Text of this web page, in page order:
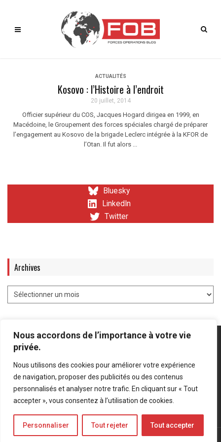
Nous accordons de l’importance à votre vie
privée.
Nous utilisons des cookies pour améliorer votre expérience
de navigation, proposer des publicités ou des contenus
personnalisés et analyser notre trafic. En cliquant sur « Tout
accepter », vous consentez à l’utilisation de cookies.
Personnaliser Tout rejeter Tout accepter
ACTUALITÉS
Kosovo : l’Histoire à l’endroit
20 juillet, 2014
Officier supérieur du COS, Jacques Hogard dirigea en 1999, en
Macédoine, le Groupement des forces spéciales chargé de préparer
l’engagement au Kosovo de la brigade Leclerc intégrée à la KFOR de
l’Otan. Il fut alors ...
Bluesky
LinkedIn
Twitter
Archives
Mentions légales Politique de confidentialité
Bluesky
LinkedIn
Twitter
© Forces Operations Blog - 2022